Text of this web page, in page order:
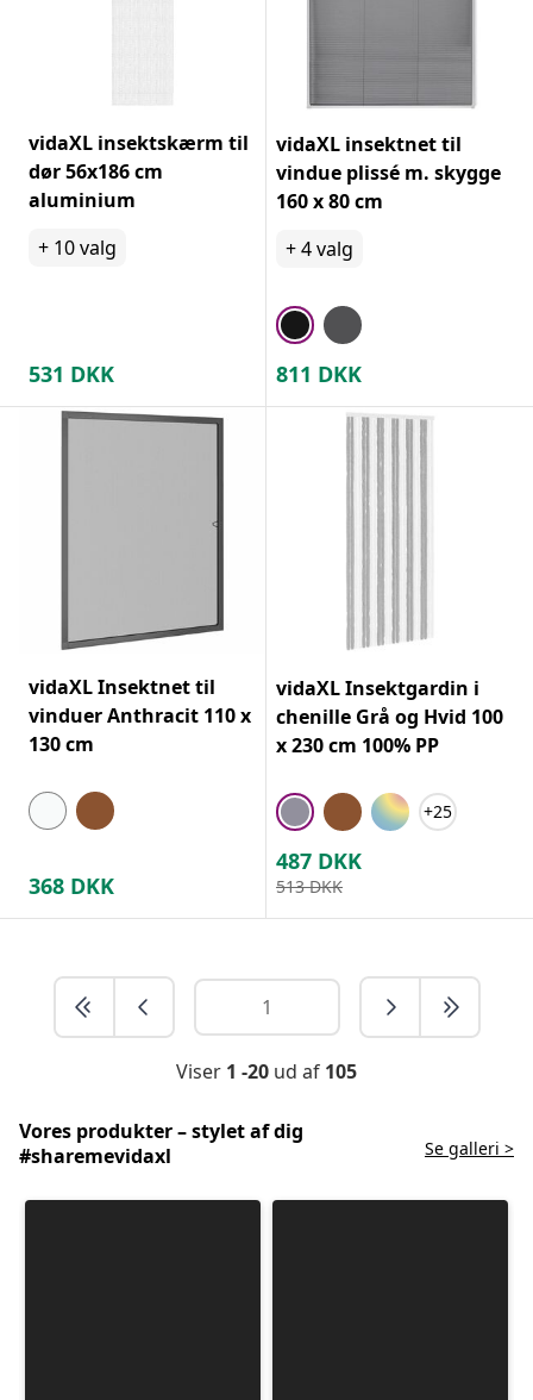
vidaXL insektskærm til
dør 56x186 cm
aluminium
+ 10valg
531 DKK
vidaXL insektnet til
vindue plissé m. skygge
160 x 80 cm
+4valg
811 DKK
vidaXL Insektnet til
vinduer Anthracit 110 x
130 cm
368 DKK
vidaXL Insektgardin i
chenille Grå og Hvid 100
x 230 cm 100% PP
+25
487 DKK
513 DKK
Viser 1 -20 ud af 105
Vores produkter – stylet af dig
#sharemevidaxl
Se galleri >